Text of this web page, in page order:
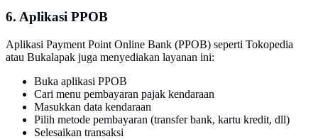
6. Aplikasi PPOB
Aplikasi Payment Point Online Bank (PPOB) seperti Tokopedia
atau Bukalapak juga menyediakan layanan ini:
Buka aplikasi PPOB
Cari menu pembayaran pajak kendaraan
Masukkan data kendaraan
Pilih metode pembayaran (transfer bank, kartu kredit, dll)
Selesaikan transaksi